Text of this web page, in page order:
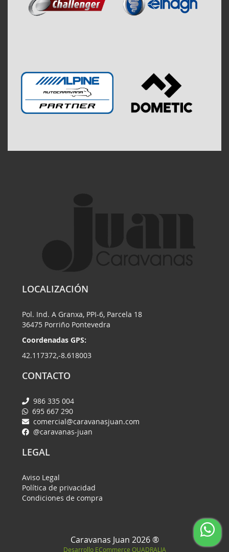
LOCALIZACIÓN
Pol. Ind. A Granxa, PPI-6, Parcela 18
36475 Porriño Pontevedra
Coordenadas GPS:
42.117372,-8.618003
CONTACTO
986 335 004
695 667 290
comercial@caravanasjuan.com
@caravanas-juan
LEGAL
Aviso Legal
Política de privacidad
Condiciones de compra
Caravanas Juan 2026 ®
Desarrollo ECommerce QUADRALIA